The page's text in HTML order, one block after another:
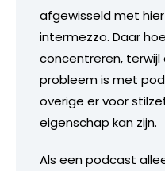
afgewisseld met
intermezzo. Daar
concentreren,
probleem is met
overige er voor
eigenschap kan zijn.
Als een podcast